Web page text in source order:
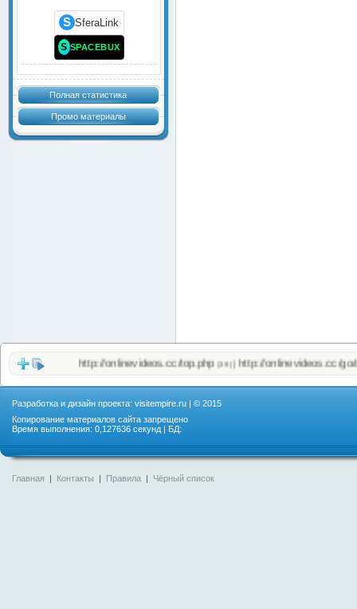
S SferaLink
S SPACEBUX
Полная статистика
Промо материалы
http://onlinevideos.cc/top.php(39)|http://onlinevideos.cc/go/
Разработка и дизайн проекта: visitempire.ru | © 2015
Копирование материалов сайта запрещено
Время выполнения: 0,127636 секунд | БД:
Главная | Контакты | Правила | Чёрный список